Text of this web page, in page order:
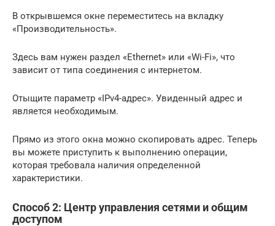
В открывшемся окне переместитесь на вкладку
«Производительность».
Здесь вам нужен раздел «Ethernet» или «Wi-Fi», что
зависит от типа соединения с интернетом.
Отыщите параметр «IPv4-адрес». Увиденный адрес и
является необходимым.
Прямо из этого окна можно скопировать адрес. Теперь
вы можете приступить к выполнению операции,
которая требовала наличия определенной
характеристики.
Способ 2: Центр управления сетями и общим
доступом